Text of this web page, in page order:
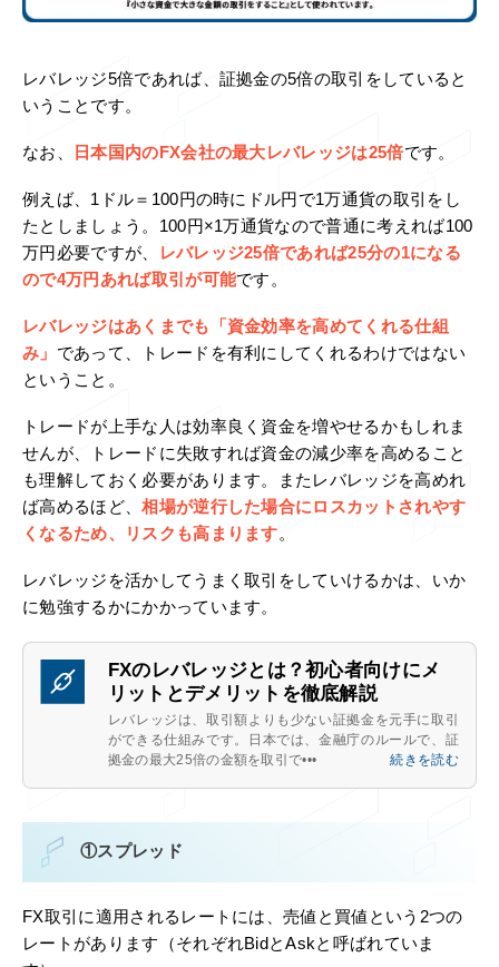
レバレッジ5倍であれば、証拠金の5倍の取引をしていると
いうことです。
なお、 日本国内のFX会社の最大レバレッジは25倍です。
例えば、1ドル＝100円の時にドル円で1万通貨の取引をし
たとしましょう。100円×1万通貨なので普通に考えれば100
万円必要ですが、
レバレッジ25倍であれば25分の1になる
ので4万円あれば取引が可能です。
レバレッジはあくまでも「資金効率を高めてくれる仕組
み」 であって、トレードを有利にしてくれるわけではない
ということ。
トレードが上手な人は効率良く資金を増やせるかもしれま
せんが、トレードに失敗すれば資金の減少率を高めること
も理解しておく必要があります。またレバレッジを高めれ
ば高めるほど、相場が逆行した場合にロスカットされやす
くなるため、リスクも高まります。
レバレッジを活かしてうまく取引をしていけるかは、いか
に勉強するかにかかっています。
FXのレバレッジとは？初心者向けにメ
リットとデメリットを徹底解説
レバレッジは、取引額よりも少ない証拠金を元手に取引
ができる仕組みです。日本では、金融庁のルールで、証
拠金の最大25倍の金額を取引で•••
続きを読む
①スプレッド
FX取引に適用されるレートには、売値と買値という2つの
レートがあります（それぞれBidとAskと呼ばれていま